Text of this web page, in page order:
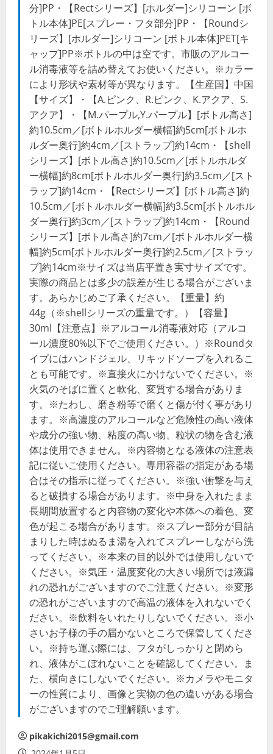
分]PP・【Rectシリーズ】[ホルダー]シリコーン [ボ
トル本体]PE[スプレー・フタ部分]PP・【Roundシ
リーズ】[ホルダー]シリコーン [ボトル本体]PET[キ
ャップ]PP※ボトルの中は空です。市販のアルコー
ル消毒液等を詰め替えてお使いください。※カラー
により形状や素材等が異なります。【生産国】中国
【サイズ】・【A.ピンク、R.ピンク、K.アクア、S.
アクア】・【M.パープル,Y.パープル】[ボトル高さ]
約10.5cm／[ボトルホルダー横幅]約5cm[ボトルホ
ルダー奥行]約4cm／[ストラップ]約14cm・【shell
シリーズ】[ボトル高さ]約10.5cm／[ボトルホルダ
ー横幅]約8cm[ボトルホルダー奥行]約3.5cm／[スト
ラップ]約14cm・【Rectシリーズ】[ボトル高さ]約
10.5cm／[ボトルホルダー横幅]約3.5cm[ボトルホル
ダー奥行]約3cm／[ストラップ]約14cm・【Round
シリーズ】[ボトル高さ]約7cm／[ボトルホルダー横
幅]約5cm[ボトルホルダー奥行]約2.5cm／[ストラッ
プ]約14cm※サイズは当店平置き実寸サイズです。
実際の商品とは多少の誤差が生じる場合がございま
す。あらかじめご了承ください。【重量】約
44g（※shellシリーズの重量です。）【容量】
30ml【注意点】※アルコール消毒液対応（アルコ
ール濃度80%以下でご使用ください。）※Roundタ
イプにはハンドジェル、リキッドソープを入れるこ
とも可能です。※直接火にかけないでください。※
火気のそばに置くと軟化、変質する場合がありま
す。※たわし、磨き粉等で磨くと傷が付く事があり
ます。※高濃度のアルコールなど危険性の高い液体
や成分の強い物、粘度の高い物、粒状の物を含む液
体は使用できません。※内容物となる液体の注意表
記に従いご使用ください。専用容器の指定がある場
合はその指示に従ってください。※強い衝撃を与え
ると破損する場合があります。※中身を入れたまま
長期間放置すると内容物の変化や本体への着色、変
色が起こる場合があります。※スプレー部分が目詰
まりした時はぬるま湯を入れてスプレーしながら洗
ってください。※本来の目的以外では使用しないで
ください。※気圧・温度変化の大きい場所では液漏
れの恐れがございますのでご注意ください。※変形
の恐れがございますので高温の液体を入れないでく
ださい。※飲料をいれたりしないでください。※小
さいお子様の手の届かないところで保管してくださ
い。※持ち運ぶ際には、フタがしっかりと閉めら
れ、液体がこぼれないことを確認してください。ま
た、横向きにしないでください。※カメラやモニタ
ーの性質により、画像と実物の色の違いがある場合
がございますのでご理解願います。
pikakichi2015@gmail.com